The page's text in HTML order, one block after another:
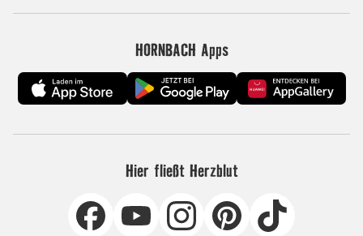
HORNBACH Apps
Hier fließt Herzblut